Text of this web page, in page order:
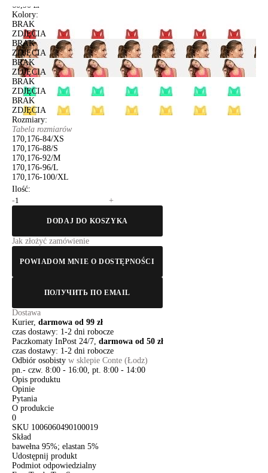
60,90 zł
Kolory:
BRAK
ZDJĘCIA
BRAK
ZDJĘCIA
BRAK
ZDJĘCIA
BRAK
ZDJĘCIA
BRAK
ZDJĘCIA
Rozmiary:
Tabela rozmiarów
170,176-84/XS
170,176-88/S
170,176-92/M
170,176-96/L
170,176-100/XL
Ilość:
-
+
DODAJ DO KOSZYKA
Jak złożyć zamówienie
POWIADOM MNIE O DOSTĘPNOŚCI
ПОЛУЧИТЬ ПО EMAIL
Dostawa
Kurier, darmowa od 99 zł
czas dostawy: 1-2 dni robocze
Paczkomaty InPost 24/7, darmowa od 50 zł
czas dostawy: 1-2 dni robocze
Odbiór osobisty w sklepie Conte (Łodz)
pn.- czw. 8:00 - 16:00, pt. 8:00 - 14:00
Opis produktu
Opinie
Pytania
O produkcie
0
SKU 1006060490100019
Skład
bawełna 95%; elastan 5%
Udostępnij produkt
Podmiot odpowiedzialny